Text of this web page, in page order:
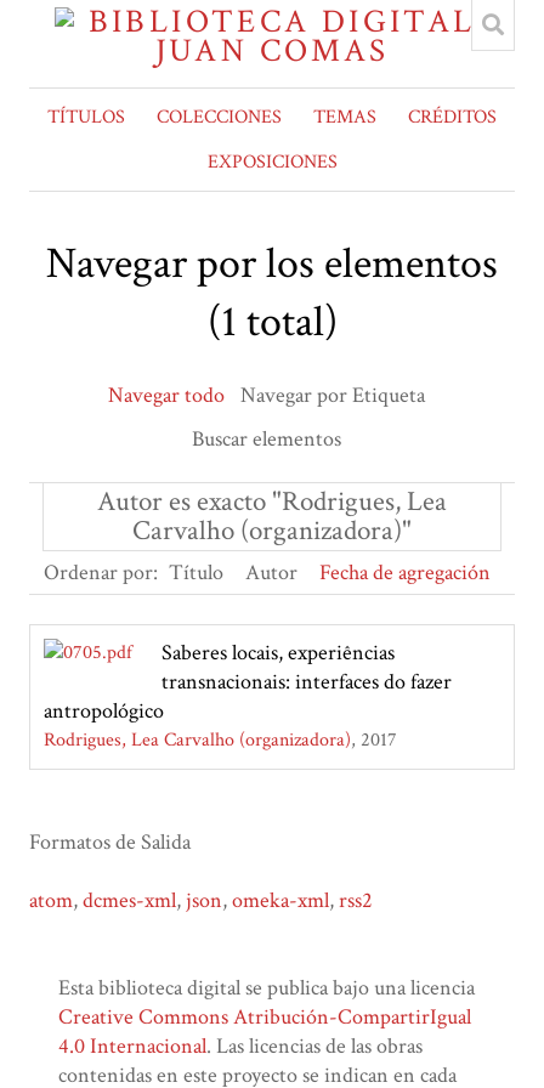
TÍTULOS COLECCIONES TEMAS
CRÉDITOS
EXPOSICIONES
Navegar por los elementos
(1 total)
Navegar todo Navegar por Etiqueta
Buscar elementos
Autor es exacto "Rodrigues, Lea
Carvalho (organizadora)"
Ordenar por: Título Autor Fecha de agregación
Saberes locais, experiências
transnacionais: interfaces do fazer
antropológico
Rodrigues, Lea Carvalho (organizadora) 2017
Formatos de Salida
atom,dcmes-xml, json,omeka-xml,rss2
Esta biblioteca digital se publica bajo una licencia
Creative Commons Atribución-CompartirIgual
4.0 Internacional. Las licencias de las obras
contenidas en este proyecto se indican en cada